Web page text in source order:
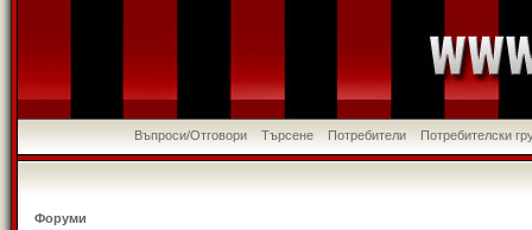
Въпроси/Отговори Търсене Потребители Потребителски
Форуми